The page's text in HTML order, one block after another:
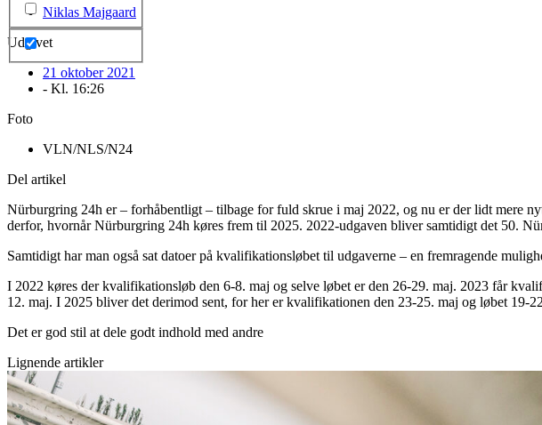
Niklas Majgaard
Udgivet
21 oktober 2021
- Kl. 16:26
Foto
VLN/NLS/N24
Del artikel
Nürburgring 24h er – forhåbentligt – tilbage for fuld skrue i maj 2022, og nu er der lidt mere
derfor, hvornår Nürburgring 24h køres frem til 2025. 2022-udgaven bliver samtidigt det 50.
Samtidigt har man også sat datoer på kvalifikationsløbet til udgaverne – en fremragende
I 2022 køres der kvalifikationsløb den 6-8. maj og selve løbet er den 26-29. maj. 2023 får
12. maj. I 2025 bliver det derimod sent, for her er kvalifikationen den 23-25. maj og løbet 19-
Det er god stil at dele godt indhold med andre
Lignende artikler